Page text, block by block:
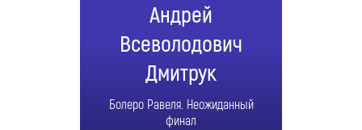
Андрей
Всеволодович
Дмитрук
Болеро Равеля. Неожиданный
финал